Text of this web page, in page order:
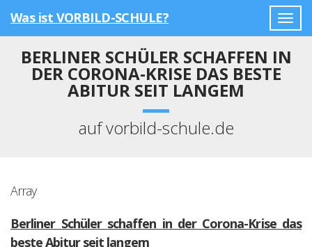
Was ist VORBILD-SCHULE?
BERLINER SCHÜLER SCHAFFEN IN
DER CORONA-KRISE DAS BESTE
ABITUR SEIT LANGEM
auf vorbild-schule.de
Array
Berliner Schüler schaffen in der Corona-Krise das
beste Abitur seit langem